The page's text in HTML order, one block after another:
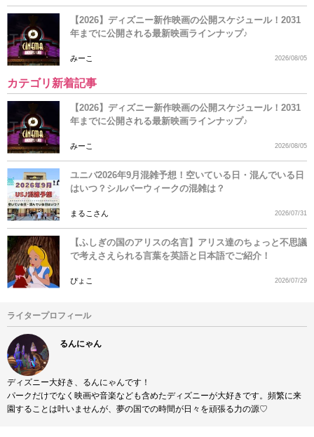
【2026】ディズニー新作映画の公開スケジュール！2031
年までに公開される最新映画ラインナップ♪
みーこ 2026/08/05
カテゴリ新着記事
【2026】ディズニー新作映画の公開スケジュール！2031
年までに公開される最新映画ラインナップ♪
みーこ 2026/08/05
ユニバ2026年9月混雑予想！空いている日・混んでいる日
はいつ？シルバーウィークの混雑は？
まるこさん 2026/07/31
【ふしぎの国のアリスの名言】アリス達のちょっと不思議
で考えさえられる言葉を英語と日本語でご紹介！
ぴょこ 2026/07/29
ライタープロフィール
るんにゃん
ディズニー大好き、るんにゃんです！
パークだけでなく映画や音楽なども含めたディズニーが大好きです。頻繁に来
園することは叶いませんが、夢の国での時間が日々を頑張る力の源♡